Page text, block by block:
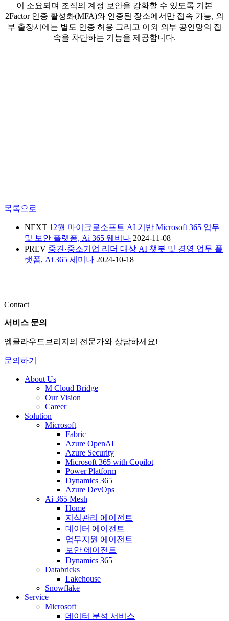
이 소요되며 조직의 계정 보안을 강화할 수 있도록 기본
2Factor 인증 활성화(MFA)와 인증된 장소에서만 접속 가능, 외
부 출장시에는 별도 인증 허용 그리고 이외 외부 공인망의 접
속을 차단하는 기능을 제공합니다.
목록으로
NEXT 12월 마이크로소프트 AI 기반 Microsoft 365 업무
및 보안 플랫폼, Ai 365 웨비나 2024-11-08
PREV 중견·중소기업 리더 대상 AI 챗봇 및 경영 업무 플
랫폼, Ai 365 세미나 2024-10-18
Contact
서비스 문의
엠클라우드브리지의 전문가와 상담하세요!
문의하기
About Us
M Cloud Bridge
Our Vision
Career
Solution
Microsoft
Fabric
Azure OpenAI
Azure Security
Microsoft 365 with Copilot
Power Platform
Dynamics 365
Azure DevOps
Ai 365 Mesh
Home
지식관리 에이전트
데이터 에이전트
업무지원 에이전트
보안 에이전트
Dynamics 365
Databricks
Lakehouse
Snowflake
Service
Microsoft
데이터 분석 서비스